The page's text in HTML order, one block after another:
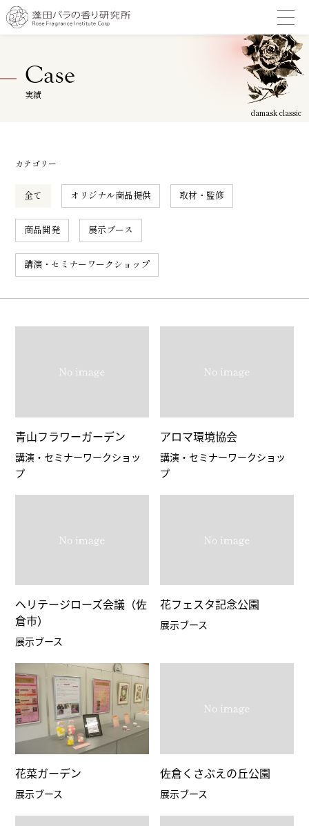
Case
実績
カテゴリー
全て オリジナル商品提供 取材・監修
商品開発 展示ブース
講演・セミナーワークショップ
青山フラワーガーデン
講演・セミナーワークショッ
プ
アロマ環境協会
講演・セミナーワークショッ
プ
ヘリテージローズ会議（佐
倉市）
展示ブース
花フェスタ記念公園
展示ブース
花菜ガーデン
展示ブース
佐倉くさぶえの丘公園
展示ブース